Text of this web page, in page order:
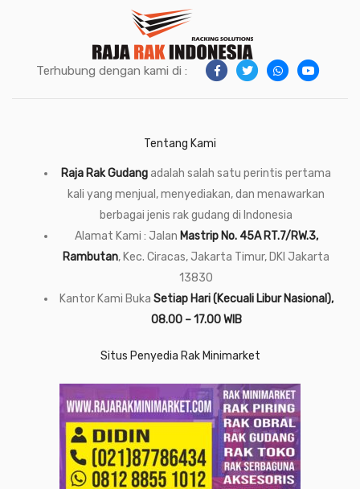
Terhubung dengan kami di :
Tentang Kami
Raja Rak Gudangadalah salah satu perintis pertama
kali yang menjual, menyediakan, dan menawarkan
berbagai jenis rak gudang di Indonesia
Alamat Kami : Jalan Mastrip No. 45A RT.7/RW.3,
Rambutan, Kec. Ciracas, Jakarta Timur, DKI Jakarta
13830
Kantor Kami Buka Setiap Hari (Kecuali Libur Nasional),
08.00 – 17.00 WIB
Situs Penyedia Rak Minimarket